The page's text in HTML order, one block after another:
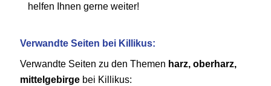
helfen Ihnen gerne weiter!
Verwandte Seiten bei Killikus:
Verwandte Seiten zu den Themen harz, oberharz,
mittelgebirge bei Killikus: